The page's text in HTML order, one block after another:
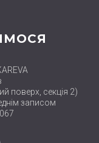
поверх, секція 2)
записом